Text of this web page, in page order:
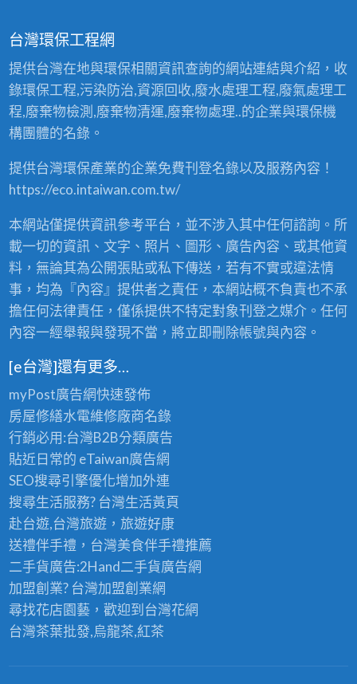
台灣環保工程網
提供台灣在地與環保相關資訊查詢的網站連結與介紹，收
錄環保工程,污染防治,資源回收,廢水處理工程,廢氣處理工
程,廢棄物檢測,廢棄物清運,廢棄物處理..的企業與環保機
構團體的名錄。
提供台灣環保產業的企業免費刊登名錄以及服務內容！
https://eco.intaiwan.com.tw/
本網站僅提供資訊參考平台，並不涉入其中任何諮詢。所
載一切的資訊、文字、照片、圖形、廣告內容、或其他資
料，無論其為公開張貼或私下傳送，若有不實或違法情
事，均為『內容』提供者之責任，本網站概不負責也不承
擔任何法律責任，僅係提供不特定對象刊登之媒介。任何
內容一經舉報與發現不當，將立即刪除帳號與內容。
[e台灣]還有更多…
myPost廣告網快速發佈
房屋修繕水電維修廠商名錄
行銷必用:台灣B2B分類廣告
貼近日常的 eTaiwan廣告網
SEO搜尋引擎優化增加外連
搜尋生活服務? 台灣生活黃頁
赴台遊,台灣旅遊，旅遊好康
送禮伴手禮，台灣美食伴手禮推薦
二手貨廣告:2Hand二手貨廣告網
加盟創業? 台灣加盟創業網
尋找花店園藝，歡迎到 台灣花網
台灣茶葉批發,烏龍茶,紅茶